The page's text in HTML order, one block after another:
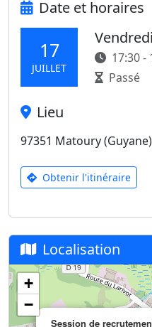
Date et horaires
17
JUILLET
17:30 -
Passé
Lieu
97351 Matoury (Guyane)
Obtenir l'itinéraire
Localisation
Session de
+
−